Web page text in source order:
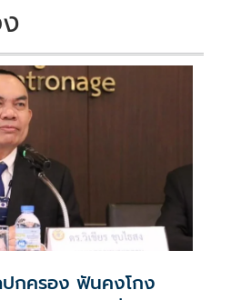
กครอง ฟันคงโกง